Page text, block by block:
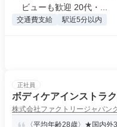
ビューも歓迎 20代・...
交通費支給 駅近5分以内
正社員
ボディケアインストラ
株式会社ファクトリージャパン
〈平均年齢28歳〉★国内